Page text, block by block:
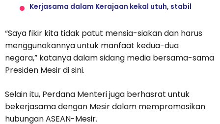
Kerjasama dalam Kerajaan kekal utuh, stabil
“Saya fikir kita tidak patut mensia-siakan dan harus
menggunakannya untuk manfaat kedua-dua
negara,” katanya dalam sidang media bersama-sama
Presiden Mesir di sini.
Selain itu, Perdana Menteri juga berhasrat untuk
bekerjasama dengan Mesir dalam mempromosikan
hubungan ASEAN-Mesir.